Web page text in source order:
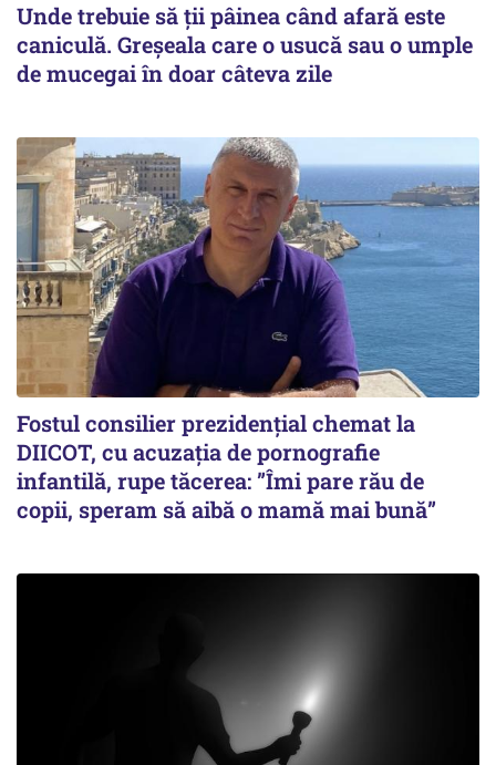
Unde trebuie să ții pâinea când afară este
caniculă. Greșeala care o usucă sau o umple
de mucegai în doar câteva zile
Fostul consilier prezidențial chemat la
DIICOT, cu acuzația de pornografie
infantilă, rupe tăcerea: ”Îmi pare rău de
copii, speram să aibă o mamă mai bună”